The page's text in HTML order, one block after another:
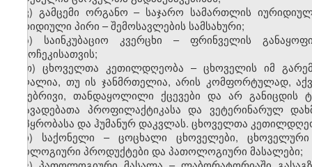
ვ) გამცემი ორგანო – საჯარო სამართლის
იურიდიული პირი –შემოსავლების სამსახური;
ზ) საინკუბაციო კვერცხი – ფრინველის
გამოჩეკისათვის;
თ) ცხოველთა კეთილდღეობა – ცხოველის იმ
მაღალია, თუ ის ჯანმრთელია, არის კომფორტულად,
ბუნებრივი, თანდაყოლილი ქცევები და არ
დაავადებათა პროფილაქტიკასა და ვეტერინარულ
მოპყრობასა და ჰუმანურ დაკვლას. ცხოველთა
ი) საქონელი – ცოცხალი ცხოველები, ცხოველური
ბიოლოგიური პროდუქტები და პათოლოგიური მასალები;